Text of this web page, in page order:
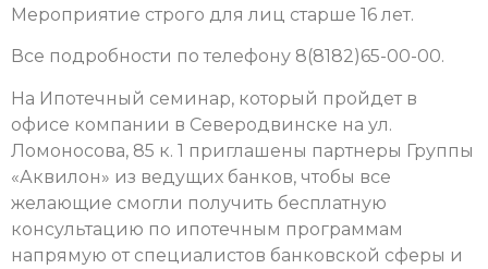
Мероприятие строго для лиц старше 16 лет.
Все подробности по телефону 8(8182)65-00-00.
На Ипотечный семинар, который пройдет в
офисе компании в Северодвинске на ул.
Ломоносова, 85 к. 1 приглашены партнеры Группы
«Аквилон» из ведущих банков, чтобы все
желающие смогли получить бесплатную
консультацию по ипотечным программам
напрямую от специалистов банковской сферы и